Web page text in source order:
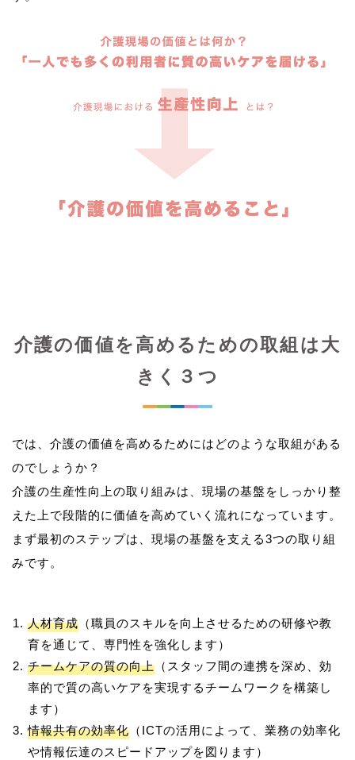
介護の価値を高めるための取組は大
きく３つ
では、介護の価値を高めるためにはどのような取組がある
のでしょうか？
介護の生産性向上の取り組みは、現場の基盤をしっかり整
えた上で段階的に価値を高めていく流れになっています。
まず最初のステップは、現場の基盤を支える3つの取り組
人材育成 （職員のスキルを向上させるための研修や教
育を通じて、専門性を強化します）
チームケアの質の向上 （スタッフ間の連携を深め、効
率的で質の高いケアを実現するチームワークを構築し
ます）
情報共有の効率化 （ICTの活用によって、業務の効率化
や情報伝達のスピードアップを図ります）